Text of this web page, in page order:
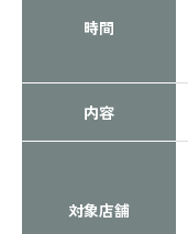
時間
内容
対象店舗